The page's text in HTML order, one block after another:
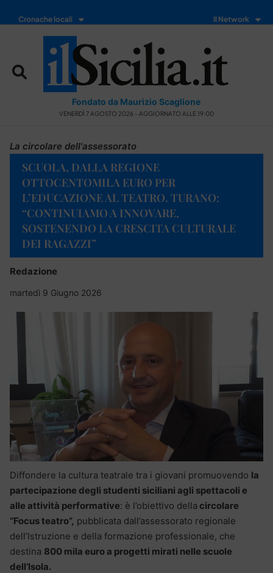
Cronache locali Il Network
Fondato da Maurizio Scaglione
VENERDÌ 7 AGOSTO 2026 - AGGIORNATO ALLE 19:00
La circolare dell'assessorato
SCUOLA, DALLA REGIONE
OTTOCENTOMILA EURO PER
L’EDUCAZIONE AL TEATRO. TURANO:
“CONTINUIAMO A INNOVARE,
SOSTENENDO LA CRESCITA CULTURALE
DEI RAGAZZI”
Redazione
martedì 9 Giugno 2026
Diffondere la cultura teatrale tra i giovani promuovendo la
partecipazione degli studenti siciliani agli spettacoli e
alle attività performative: è l’obiettivo della circolare
“Focus teatro”, pubblicata dall’assessorato regionale
dell’Istruzione e della formazione professionale, che
destina 800 mila euro a progetti mirati nelle scuole
dell’Isola.